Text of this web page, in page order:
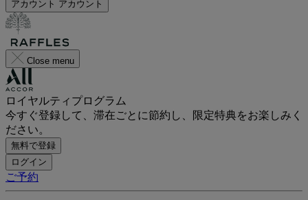
アカウント アカウント
Close menu
ロイヤルティプログラム
今すぐ登録して、滞在ごとに節約し、限定特典をお楽しみく
ださい。
無料で登録
ログイン
ご予約